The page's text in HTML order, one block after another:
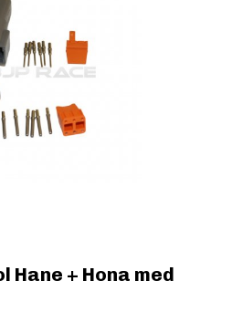
Hane + Hona med